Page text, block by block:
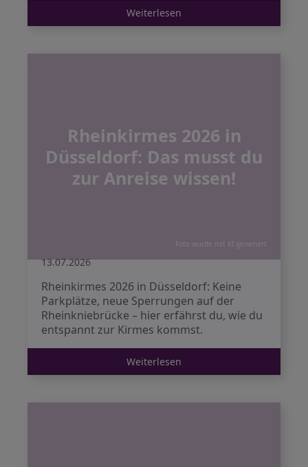
Weiterlesen
Rheinkirmes 2026 in
Düsseldorf: Das musst du
zur Anreise wissen!
Foto wurde mit KI generiert
13.07.2026
Rheinkirmes 2026 in Düsseldorf: Keine
Parkplätze, neue Sperrungen auf der
Rheinkniebrücke – hier erfährst du, wie du
entspannt zur Kirmes kommst.
Weiterlesen